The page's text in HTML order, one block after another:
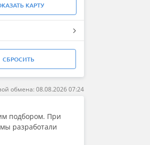
Ополчения пр., д.
д. 15
проспект д. 20Б
ул., д. 42
ул., д. 3
д. 112 к.2
ул., д. 41
ш. 231 к.5
4-й проезд, д. 1
КАРТУ
СБРОСИТЬ
обмена: 08.08.2026 07:24
подбором. При
разработали